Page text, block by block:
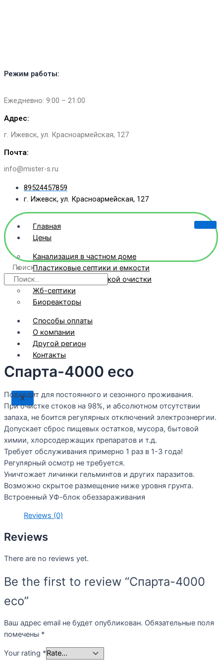
Режим работы:
Ежедневно: 9:00 – 21:00
Адрес:
г. Ижевск, ул. Красноармейская, 127​
Почта:
info@mister-s.ru
89524457859
г. Ижевск, ул. Красноармейская, 127
Главная
Цены
Канализация в частном доме
Пластиковые септики и емкости
Станции биологической очистки
Жб-септики
Биореакторы
Способы оплаты
О компании
Другой регион
Контакты
X
Поиск
Спарта-4000 eco
Подходит для постоянного и сезонного проживания.
При очистке стоков на 98%, и абсолютном отсутствии
запаха, не боится регулярных отключений электроэнергии.
Допускает сброс пищевых остатков, мусора, бытовой
химии, хлорсодержащих препаратов и т.д.
Требует обслуживания примерно 1 раз в 1-3 года!
Регулярный осмотр не требуется.
Уничтожает личинки гельминтов и других паразитов.
Возможно скрытое размещение ниже уровня грунта.
Встроенный УФ-блок обеззараживания
Reviews (0)
Reviews
There are no reviews yet.
Be the first to review “Спарта-4000
eco”
Ваш адрес email не будет опубликован. Обязательные поля
помечены *
Your rating *